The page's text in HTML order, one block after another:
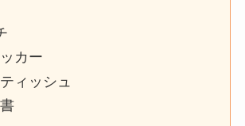
カー
ィッシュ